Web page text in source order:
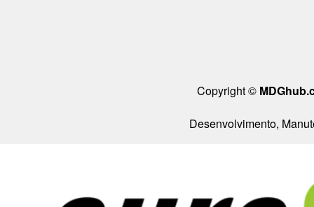
Copyright ©
Desenvolvimento,